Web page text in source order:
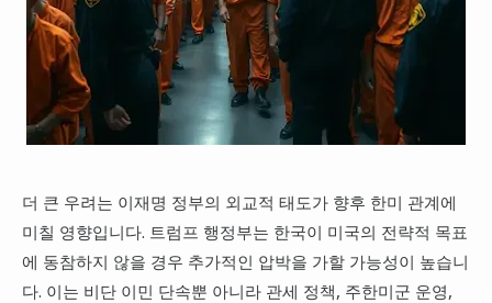
더 큰 우려는 이재명 정부의 외교적 태도가 향후 한미 관계에
미칠 영향입니다. 트럼프 행정부는 한국이 미국의 전략적 목표
에 동참하지 않을 경우 추가적인 압박을 가할 가능성이 높습니
다. 이는 비단 이민 단속뿐 아니라 관세 정책, 주한미군 운영,